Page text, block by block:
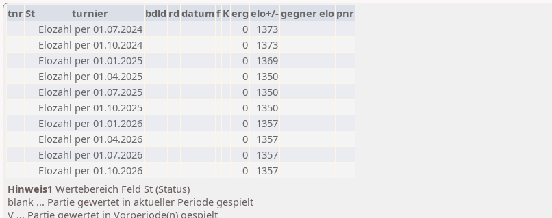
tnrSt turnier bdld rd datumf Kerg elo+/-gegnerelo pnr
Elozahl per 01.07.2024
0
1373
Elozahl per 01.10.2024
0
1373
Elozahl per 01.01.2025
0
1369
Elozahl per 01.04.2025
0
1350
Elozahl per 01.07.2025
0
1350
Elozahl per 01.10.2025
0
1350
Elozahl per 01.01.2026
0
1357
Elozahl per 01.04.2026
0
1357
Elozahl per 01.07.2026
0
1357
Elozahl per 01.10.2026
0
1357
Hinweis1 Wertebereich Feld St (Status)
blank ... Partie gewertet in aktueller Periode gespielt
V ... Partie gewertet in Vorperiode(n) gespielt